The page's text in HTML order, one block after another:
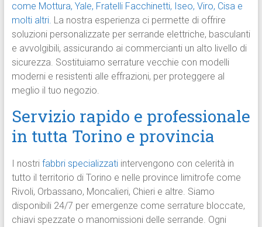
come Mottura, Yale, Fratelli Facchinetti, Iseo, Viro, Cisa e
molti altri. La nostra esperienza ci permette di offrire
soluzioni personalizzate per serrande elettriche, basculanti
e avvolgibili, assicurando ai commercianti un alto livello di
sicurezza. Sostituiamo serrature vecchie con modelli
moderni e resistenti alle effrazioni, per proteggere al
meglio il tuo negozio.
Servizio rapido e professionale
in tutta Torino e provincia
I nostri fabbri specializzatiintervengono con celerità in
tutto il territorio di Torino e nelle province limitrofe come
Rivoli, Orbassano, Moncalieri, Chieri e altre. Siamo
disponibili 24/7 per emergenze come serrature bloccate,
chiavi spezzate o manomissioni delle serrande. Ogni